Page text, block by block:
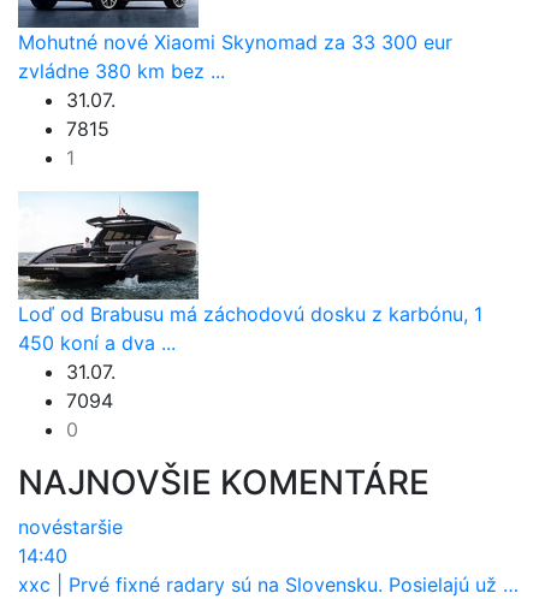
Mohutné nové Xiaomi Skynomad za 33 300 eur
zvládne 380 km bez ...
31.07.
7815
1
Loď od Brabusu má záchodovú dosku z karbónu, 1
450 koní a dva ...
31.07.
7094
0
NAJNOVŠIE KOMENTÁRE
novéstaršie
14:40
xxc
Prvé fixné radary sú na Slovensku. Posielajú už pokuty? Ukáže ich Waze?